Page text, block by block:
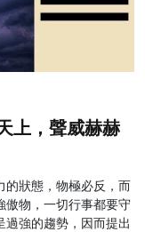
上，聲威赫赫
的狀態，物極必反，而
傲物，一切行事都要守
強的趨勢，因而提出